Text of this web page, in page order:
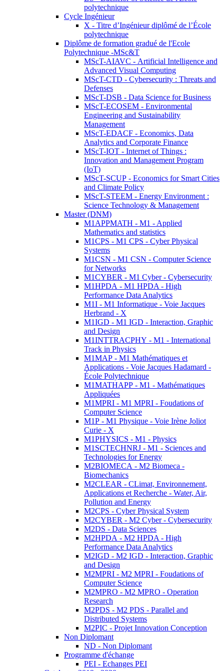
polytechnique
Cycle Ingénieur
X - Titre d’Ingénieur diplômé de l’École
polytechnique
Diplôme de formation gradué de l'Ecole
Polytechnique -MSc&T
MScT-AIAVC - Artificial Intelligence and
Advanced Visual Computing
MScT-CTD - Cybersecurity : Threats and
Defenses
MScT-DSB - Data Science for Business
MScT-ECOSEM - Environmental
Engineering and Sustainability
Management
MScT-EDACF - Economics, Data
Analytics and Corporate Finance
MScT-IOT - Internet of Things :
Innovation and Management Program
(IoT)
MScT-SCUP - Economics for Smart Cities
and Climate Policy
MScT-STEEM - Energy Environment :
Science Technology & Management
Master (DNM)
M1APPMATH - M1 - Applied
Mathematics and statistics
M1CPS - M1 CPS - Cyber Physical
Systems
M1CSN - M1 CSN - Computer Science
for Networks
M1CYBER - M1 Cyber - Cybersecurity
M1HPDA - M1 HPDA - High
Performance Data Analytics
M1I - M1 Informatique - Voie Jacques
Herbrand - X
M1IGD - M1 IGD - Interaction, Graphic
and Design
M1INTTRACPHY - M1 - International
Track in Physics
M1MAP - M1 Mathématiques et
Applications - Voie Jacques Hadamard -
École Polytechnique
M1MATHAPP - M1 - Mathématiques
Appliquées
M1MPRI - M1 MPRI - Foudations of
Computer Science
M1P - M1 Physique - Voie Irène Joliot
Curie - X
M1PHYSICS - M1 - Physics
M1SCTECHNRJ - M1 - Sciences and
Technologies for Energy
M2BIOMECA - M2 Biomeca -
Biomechanics
M2CLEAR - CLimat, Environnement,
Applications et Recherche - Water, Air,
Pollution and Energy
M2CPS - Cyber Physical System
M2CYBER - M2 Cyber - Cybersecurity
M2DS - Data Sciences
M2HPDA - M2 HPDA - High
Performance Data Analytics
M2IGD - M2 IGD - Interaction, Graphic
and Design
M2MPRI - M2 MPRI - Foudations of
Computer Science
M2MPRO - M2 MPRO - Operation
Research
M2PDS - M2 PDS - Parallel and
Distributed Systems
M2PIC - Projet Innovation Conception
Non Diplomant
ND - Non Diplomant
Programme d'échange
PEI - Echanges PEI